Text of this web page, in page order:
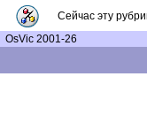
Сейчас эту
OsVic 2001-26